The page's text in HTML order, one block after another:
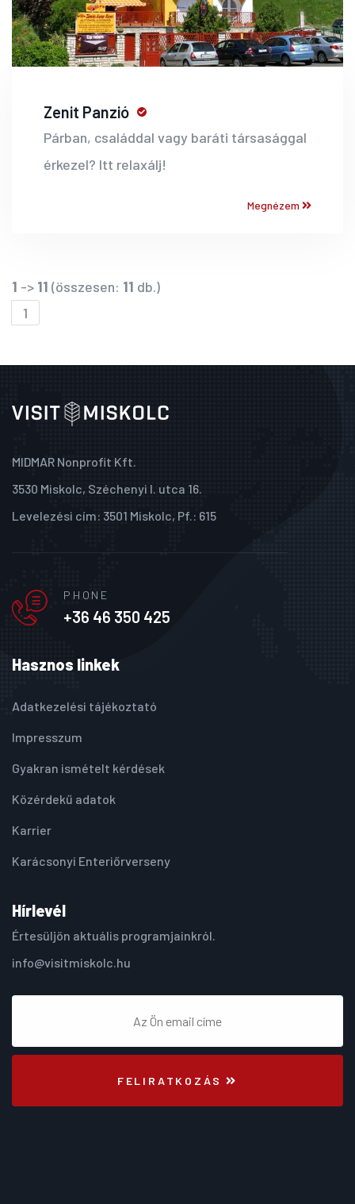
Zenit Panzió
Párban, családdal vagy baráti társasággal
érkezel? Itt relaxálj!
Megnézem
1 -> 11 (összesen: 11 db.)
1
MIDMAR Nonprofit Kft.
3530 Miskolc, Széchenyi I. utca 16.
Levelezési cím: 3501 Miskolc, Pf.: 615
PHONE
+36 46 350 425
Hasznos linkek
Adatkezelési tájékoztató
Impresszum
Gyakran ismételt kérdések
Közérdekű adatok
Karrier
Karácsonyi Enteriőrverseny
Hírlevél
Értesüljön aktuális programjainkról.
info@visitmiskolc.hu
FELIRATKOZÁS